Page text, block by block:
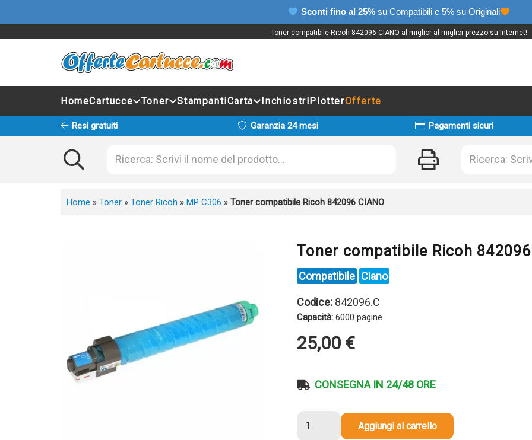
Sconti fino al 25% su Compatibili e 5% su Originali
Toner compatibile Ricoh 842096 CIANO al miglior al miglior prezzo su Internet!
HomeCartucce Toner StampantiCarta InchiostriPlotterOfferte
Resi gratuiti Garanzia 24 mesi Pagamenti sicuri
Home » Toner » Toner Ricoh » MP C306 » Toner compatibile Ricoh 842096 CIANO
Toner compatibile Ricoh 842096
Compatibile Ciano
Codice: 842096.C
Capacità: 6000 pagine
25,00 €
CONSEGNA IN 24/48 ORE
compatibile
Aggiungi al carrello